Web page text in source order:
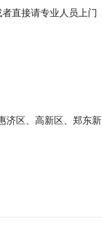
直接请专业人员上门
济区、高新区、郑东新